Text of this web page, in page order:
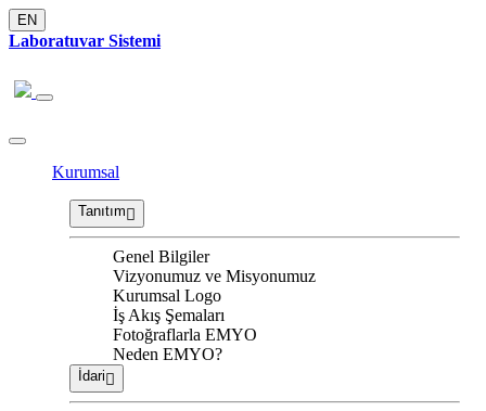
EN
Laboratuvar Sistemi
Kurumsal
Tanıtım
Genel Bilgiler
Vizyonumuz ve Misyonumuz
Kurumsal Logo
İş Akış Şemaları
Fotoğraflarla EMYO
Neden EMYO?
İdari